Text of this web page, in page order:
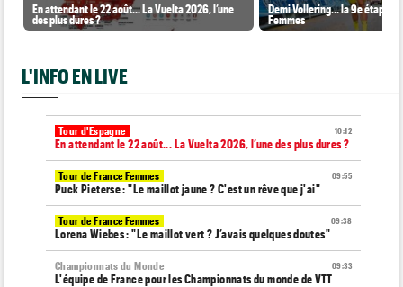
En attendant le 22 août... La Vuelta 2026, l’une
des plus dures ?
Demi Vollering... la 9e étape et
Femmes
L'INFO EN LIVE
10:12
Tour d'Espagne
En attendant le 22 août... La Vuelta 2026, l’une des plus dures ?
09:55
Tour de France Femmes
Puck Pieterse : "Le maillot jaune ? C'est un rêve que j'ai"
09:38
Tour de France Femmes
Lorena Wiebes : "Le maillot vert ? J’avais quelques doutes"
09:33
Championnats du Monde
L'équipe de France pour les Championnats du monde de VTT